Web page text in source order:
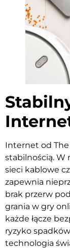
Internet od
stabilnością. W
sieci kablowe
zapewnia
brak przerw
grania w gry
każde łącze
ryzyko
technologia